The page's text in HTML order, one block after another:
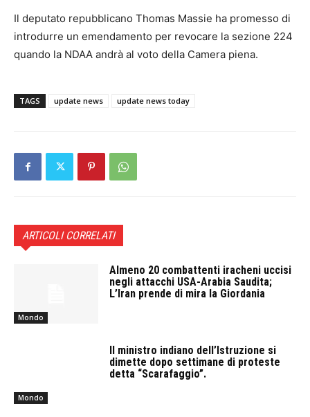
Il deputato repubblicano Thomas Massie ha promesso di
introdurre un emendamento per revocare la sezione 224
quando la NDAA andrà al voto della Camera piena.
TAGS update news update news today
ARTICOLI CORRELATI
Mondo
Almeno 20 combattenti iracheni uccisi
negli attacchi USA-Arabia Saudita;
L’Iran prende di mira la Giordania
Mondo
Il ministro indiano dell’Istruzione si
dimette dopo settimane di proteste
detta “Scarafaggio”.